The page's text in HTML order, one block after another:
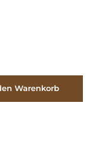
Warenkorb